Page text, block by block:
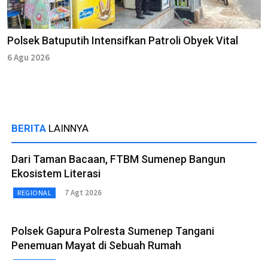
Polsek Batuputih Intensifkan Patroli Obyek Vital
6 Agu 2026
BERITA LAINNYA
Dari Taman Bacaan, FTBM Sumenep Bangun
Ekosistem Literasi
REGIONAL 7 Agt 2026
Polsek Gapura Polresta Sumenep Tangani
Penemuan Mayat di Sebuah Rumah